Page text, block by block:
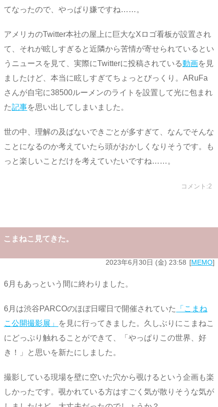
てなったので、やっぱり嫌ですね……。
アメリカのTwitter本社の屋上に巨大なXロゴ看板が設置され
て、それが眩しすぎると近隣から苦情が寄せられているとい
うニュースを見て、実際にTwitterに投稿されている動画を見
ましたけど、本当に眩しすぎてちょっとびっくり。ARuFa
さんが自宅に38500ルーメンのライトを設置して光に包まれ
た記事を思い出してしまいました。
世の中、理解の及ばないできごとが多すぎて、なんでそんな
ことになるのか考えていたら頭がおかしくなりそうです。も
っと楽しいことだけを考えていたいですね……。
コメント:2
こまねこ見てきた。
2023年6月30日 (金) 23:58 MEMO
6月もあっという間に終わりました。
6月は渋谷PARCOのほぼ日曜日で開催されていた
「こまね
こ公開撮影展」
を見に行ってきました。久しぶりにこまねこ
にどっぷり触れることができて、「やっぱりこの世界、好
き！」と思いを新たにしました。
撮影している現場を壁に空いた穴から覗けるという企画も楽
しかったです。覗かれている方はすごく気が散りそうな気が